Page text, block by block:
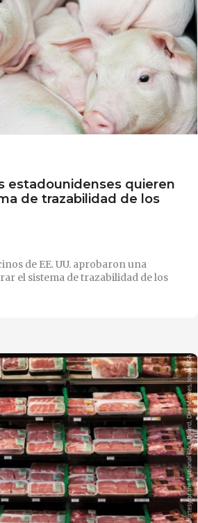
estadounidenses quieren
de trazabilidad de los
de EE. UU. aprobaron una
el sistema de trazabilidad de los